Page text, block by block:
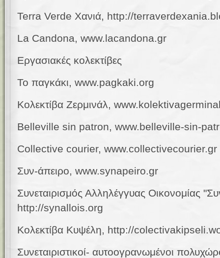
Terra Verde Χανιά, http://
La Candona, www.lacandona.gr
Εργασιακές κολεκτίβες
Το παγκάκι, www.pagkaki.org
Κολεκτίβα Ζερμινάλ,
Belleville sin patron, www.belleville-sin-
Collective courier, www.collectivecourier.gr
Συν-άπειρο, www.synapeiro.gr
Συνεταιρισμός Αλληλέγγυας Οικονομίας
http://synallois.org
Κολεκτίβα Κυψέλη, http://
Συνεταιριστικοί- αυτοογρανωμένοι